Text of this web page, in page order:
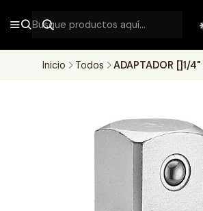
Inicio Todos ADAPTADOR []1/